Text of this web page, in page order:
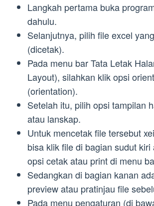
Langkah pertama buka
dahulu.
Selanjutnya, pilih file excel
(dicetak).
Pada menu bar Tata Letak
Layout), silahkan klik opsi
(orientation).
Setelah itu, pilih opsi tampilan
atau lanskap.
Untuk mencetak file tersebut
bisa klik file di bagian sudut kiri
opsi cetak atau print di menu
Sedangkan di bagian kanan
preview atau pratinjau file
Pada menu pengaturan (di